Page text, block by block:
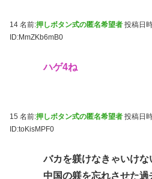
14 名前:押しボタン式の匿名希望者 投稿日
ID:MmZKb6mB0
ハゲ4ね
15 名前:押しボタン式の匿名希望者 投稿日
ID:toKisMPF0
バカを躾けなきゃいけ
中国の躾を忘れさせた